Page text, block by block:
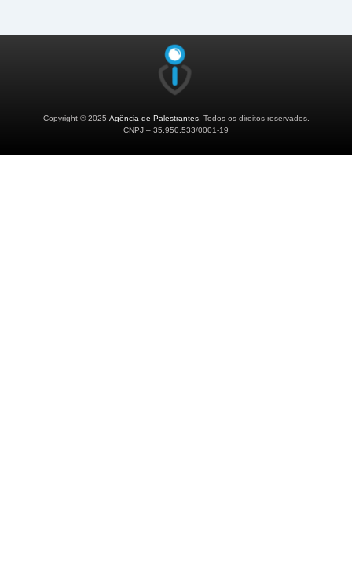
Copyright © 2025 Agência de Palestrantes. Todos os direitos reservados.
CNPJ – 35.950.533/0001-19